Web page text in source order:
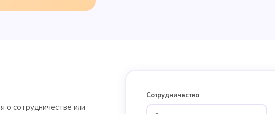
о сотрудничестве или
Сотрудничество